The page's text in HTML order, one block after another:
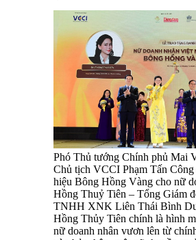
Phó Thủ tướng Chính phủ Mai
Chủ tịch VCCI Phạm Tấn Công
hiệu Bông Hồng Vàng cho nữ
Hồng Thuỷ Tiên – Tổng Giám
TNHH XNK Liên Thái Bình
Hồng Thủy Tiên chính là hình
nữ doanh nhân vươn lên từ